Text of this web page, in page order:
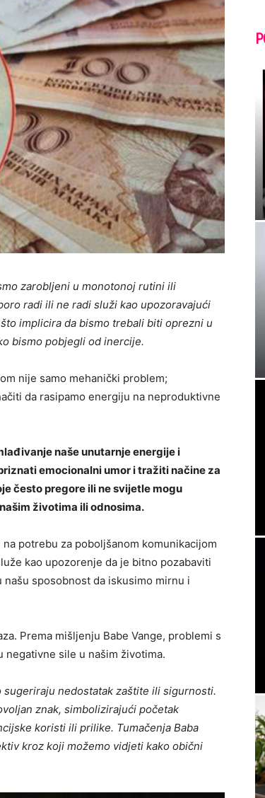
zarobljeni u monotonoj rutini ili
radi ili ne radi služi kao upozoravajući
implicira da bismo trebali biti oprezni u
bismo pobjegli od inercije.
nije samo mehanički problem;
da rasipamo energiju na neproduktivne
naše unutarnje energije i
emocionalni umor i tražiti načine za
često pregore ili ne svijetle mogu
životima ili odnosima.
potrebu za poboljšanom komunikacijom
kao upozorenje da je bitno pozabaviti
sposobnost da iskusimo mirnu i
Prema mišljenju Babe Vange, problemi s
sile u našim životima.
nedostatak zaštite ili sigurnosti.
znak, simbolizirajući početak
koristi ili prilike. Tumačenja Baba
kroz koji možemo vidjeti kako obični